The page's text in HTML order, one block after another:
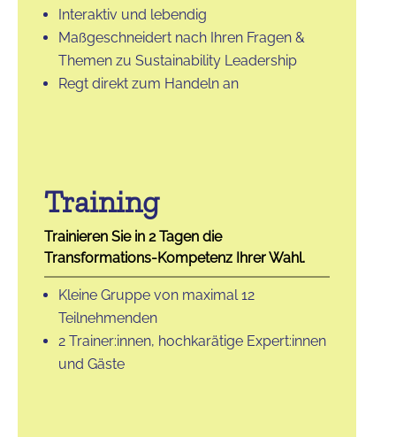
Interaktiv und lebendig
Maßgeschneidert nach Ihren Fragen &
Themen zu Sustainability Leadership
Regt direkt zum Handeln an
Training
Trainieren Sie in 2 Tagen die
Transformations-Kompetenz Ihrer Wahl.
Kleine Gruppe von maximal 12
Teilnehmenden
2 Trainer:innen, hochkarätige Expert:innen
und Gäste